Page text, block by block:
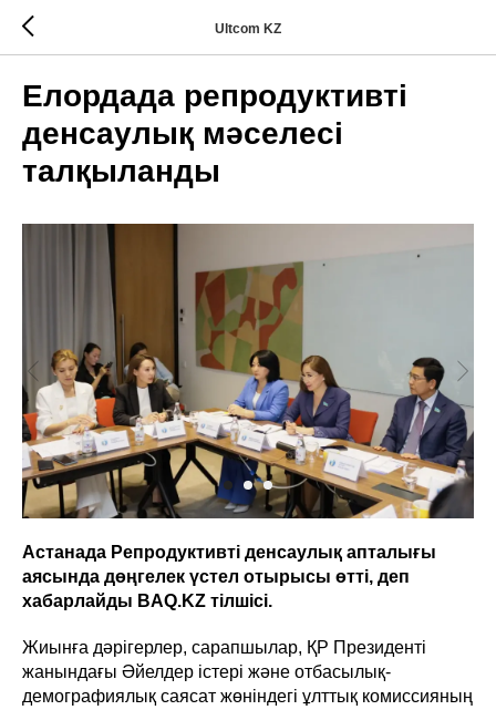
Ultcom KZ
Елордада репродуктивті
денсаулық мәселесі
талқыланды
Астанада Репродуктивті денсаулық апталығы
аясында дөңгелек үстел отырысы өтті, деп
хабарлайды BAQ.KZ тілшісі.
Жиынға дәрігерлер, сарапшылар, ҚР Президенті
жанындағы Әйелдер істері және отбасылық-
демографиялық саясат жөніндегі ұлттық комиссияның